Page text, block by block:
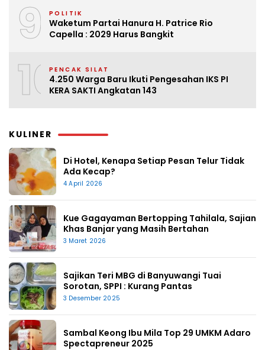
9 POLITIK
Waketum Partai Hanura H. Patrice Rio
Capella : 2029 Harus Bangkit
10PENCAK SILAT
4.250 Warga Baru Ikuti Pengesahan IKS PI
KERA SAKTI Angkatan 143
KULINER
Di Hotel, Kenapa Setiap Pesan Telur Tidak
Ada Kecap?
4 April 2026
Kue Gagayaman Bertopping Tahilala, Sajian
Khas Banjar yang Masih Bertahan
3 Maret 2026
Sajikan Teri MBG di Banyuwangi Tuai
Sorotan, SPPI : Kurang Pantas
3 Desember 2025
Sambal Keong Ibu Mila Top 29 UMKM Adaro
Spectapreneur 2025